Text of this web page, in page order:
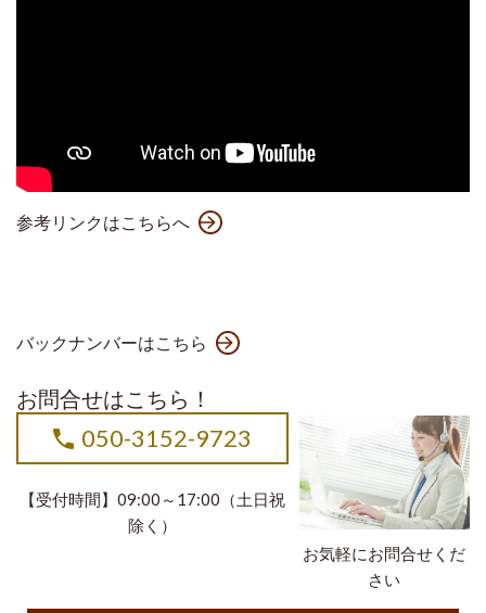
参考リンクはこちらへ
バックナンバーはこちら
お問合せはこちら！
お気軽にお問合せくだ
さい
050-3152-9723
【受付時間】09:00～17:00（土日祝
除く）